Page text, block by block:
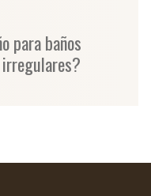
para baños